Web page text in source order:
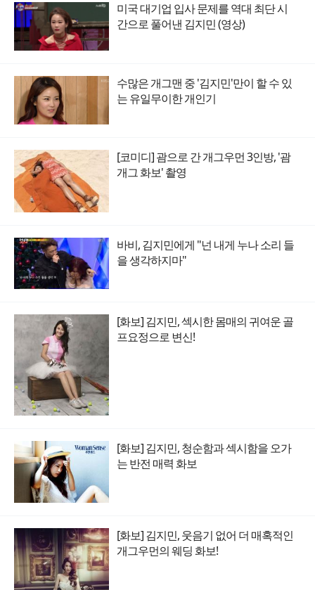
미국 대기업 입사 문제를 역대 최단 시
간으로 풀어낸 김지민 (영상)
수많은 개그맨 중 '김지민'만이 할 수 있
는 유일무이한 개인기
[코미디] 괌으로 간 개그우먼 3인방, '괌
개그 화보' 촬영
바비, 김지민에게 "넌 내게 누나 소리 들
을 생각하지마"
[화보] 김지민, 섹시한 몸매의 귀여운 골
프요정으로 변신!
[화보] 김지민, 청순함과 섹시함을 오가
는 반전 매력 화보
[화보] 김지민, 웃음기 없어 더 매혹적인
개그우먼의 웨딩 화보!